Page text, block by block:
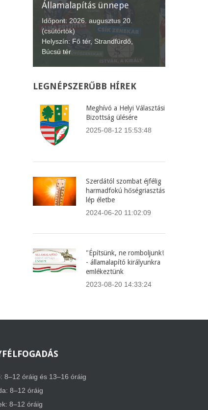
XII. Gyömrői
Lecsófesztivál
Időpont: 2026. szeptember 4-6.
(péntek-vasárnap)
Helyszín: Búcsú tér
LEGNÉPSZERŰBB HÍREK
Meghívó a Helyi Választási
Bizottság ülésére
2025-08-12 15:53:48
Szerdától szombat éjfélig
harmadfokú hőségriasztás
lép életbe
2024-06-20 11:02:09
"Építsünk, ne romboljunk!
- államalapító királyunkra
emlékeztünk
2023-08-20 14:33:24
8–12 óráig és 13–16 óráig
8–12 óráig
8–12 óráig